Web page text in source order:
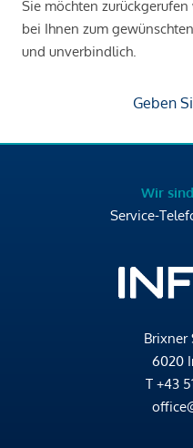
Sie möchten
bei Ihnen zum
und unverbindlich.
Geben
Wir
Service-
Brixner
6020
T +43